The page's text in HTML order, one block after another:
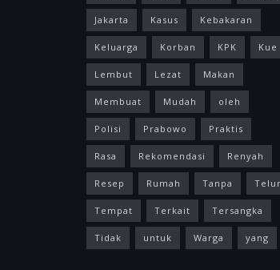
Jakarta Kasus Kebakaran
Keluarga Korban KPK Kue
Lembut Lezat Makan
Membuat Mudah oleh
Polisi Prabowo Praktis
Rasa Rekomendasi Renyah
Resep Rumah Tanpa Telur
Tempat Terkait Tersangka
Tidak untuk Warga yang